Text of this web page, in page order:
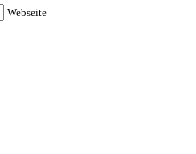
Webseite